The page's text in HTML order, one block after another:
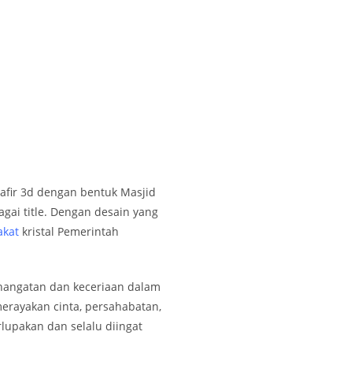
3d dengan bentuk Masjid
title. Dengan desain yang
kristal Pemerintah
dan keceriaan dalam
cinta, persahabatan,
dan selalu diingat